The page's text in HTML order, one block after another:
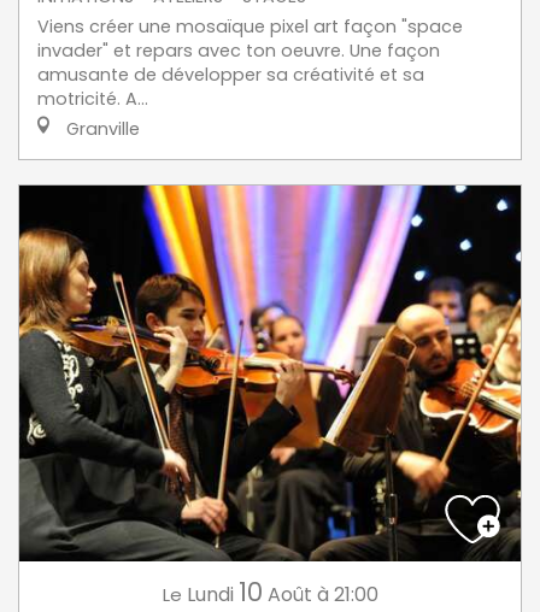
Viens créer une mosaïque pixel art façon "space
invader" et repars avec ton oeuvre. Une façon
amusante de développer sa créativité et sa
motricité. A...
Granville
Le Lundi 10 Août à 21:00